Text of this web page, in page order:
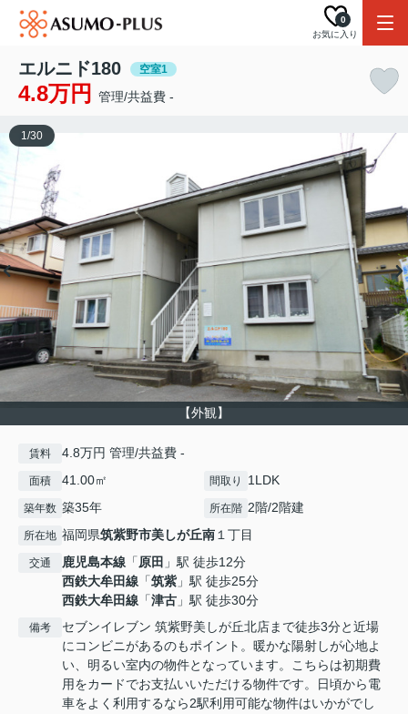
お気に入り
0
エルニド180 空室1
4.8万円 管理/共益費 -
【外観】
1/30
賃料 4.8万円 管理/共益費 -
面積 41.00㎡ 間取り 1LDK
築年数 築35年 所在階 2階/2階建
所在地 福岡県筑紫野市美しが丘南１丁目
交通 鹿児島本線 「原田 」駅 徒歩12分
西鉄大牟田線 「筑紫」駅 徒歩25分
西鉄大牟田線 「津古 」駅 徒歩30分
備考
セブンイレブン 筑紫野美しが丘北店まで徒歩3分と近場
にコンビニがあるのもポイント。暖かな陽射しが心地よ
い、明るい室内の物件となっています。こちらは初期費
用をカードでお支払いいただける物件です。日頃から電
車をよく利用するなら2駅利用可能な物件はいかがでし